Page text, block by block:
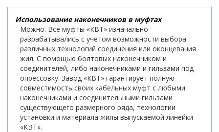
Использование наконечников в муфтах
Можно. Все муфты «КВТ» изначально
разрабатывались с учетом возможности выбора
различных технологий соединения или оконцевания
жил. С помощью болтовых наконечником и
соединителей, либо наконечниками и гильзами под
опрессовку. Завод «КВТ» гарантирует полную
совместимость своих кабельных муфт с любыми
наконечниками и соединительными гильзами
существующего размерного ряда, технологии
установки и материала жилы выпускаемой линейки
«КВТ».